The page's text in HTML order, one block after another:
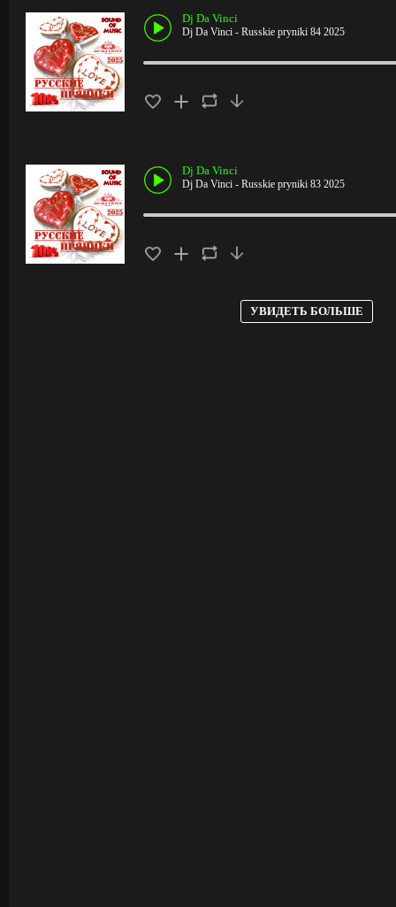
Dj Da Vinci
Dj Da Vinci - Russkie pryniki 84 2025
Dj Da Vinci
Dj Da Vinci - Russkie pryniki 83 2025
УВИДЕТЬ БОЛЬШЕ